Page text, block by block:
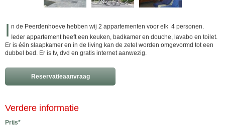
I n de Peerdenhoeve hebben wij 2 appartementen voor elk 4 personen.
Ieder appartement heeft een keuken, badkamer en douche, lavabo en toilet.
Er is één slaapkamer en in de living kan de zetel worden omgevormd tot een
dubbel bed. Er is tv, dvd en gratis internet aanwezig.
Reservatieaanvraag
Verdere informatie
Prijs*